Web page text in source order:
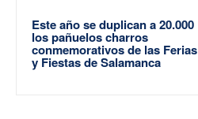
Este año se duplican a 20.000
los pañuelos charros
conmemorativos de las Ferias
y Fiestas de Salamanca